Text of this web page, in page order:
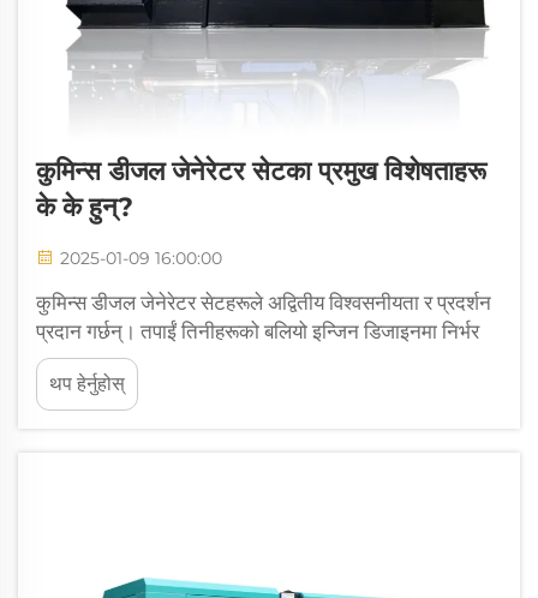
कुमिन्स डीजल जेनेरेटर सेटका प्रमुख विशेषताहरू
के के हुन्?
2025-01-09 16:00:00
कुमिन्स डीजल जेनेरेटर सेटहरूले अद्वितीय विश्वसनीयता र प्रदर्शन
प्रदान गर्छन्। तपाईं तिनीहरूको बलियो इन्जिन डिजाइनमा निर्भर
गर्न सक्नुहुन्छ जसले माग गर्ने कार्यहरूलाई सम्हाल्न सक्छ। यी
जेनेरेटरहरू इन्धन दक्षतामा उत्कृष्ट छन्, लागत प्रभावकारी
सञ्चालन सुनिश्चित गर्दै। तिनीहरूको अनुकूलनशीलता...
थप हेर्नुहोस्